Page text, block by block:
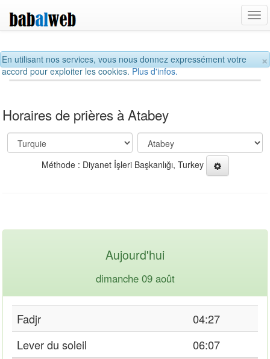
×
En utilisant nos services, vous nous donnez expressément votre
accord pour exploiter les cookies.Plus d'infos.
Horaires de prières à Atabey
Méthode : Diyanet İşleri Başkanlığı, Turkey
Aujourd'hui
dimanche 09 août
Fadjr
04:27
Lever du soleil
06:07